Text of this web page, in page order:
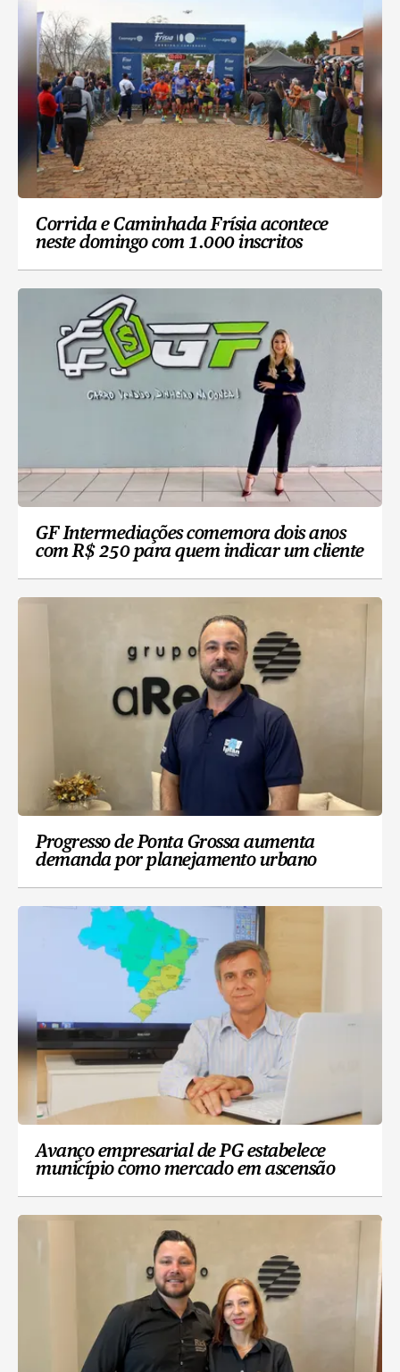
Corrida e Caminhada Frísia acontece
neste domingo com 1.000 inscritos
GF Intermediações comemora dois anos
com R$ 250 para quem indicar um cliente
Progresso de Ponta Grossa aumenta
demanda por planejamento urbano
Avanço empresarial de PG estabelece
município como mercado em ascensão